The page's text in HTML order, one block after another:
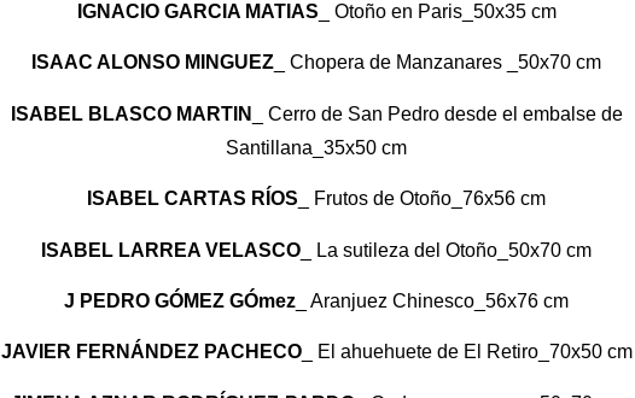
IGNACIO GARCIA MATIAS _ Otoño en Paris_50x35 cm
ISAAC ALONSO MINGUEZ _ Chopera de Manzanares _50x70 cm
ISABEL BLASCO MARTIN
_ Cerro de San Pedro desde el embalse de
Santillana_35x50 cm
ISABEL CARTAS RÍOS _ Frutos de Otoño_76x56 cm
ISABEL LARREA VELASCO _ La sutileza del Otoño_50x70 cm
J PEDRO GÓMEZ GÓmez _ Aranjuez Chinesco_56x76 cm
JAVIER FERNÁNDEZ PACHECO_ El ahuehuete de El Retiro_70x50 cm